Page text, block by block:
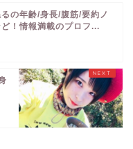
の年齢/身長/腹筋/要約ノ
！情報満載のプロフ...